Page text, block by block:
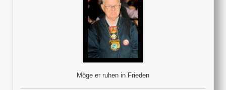
Möge er ruhen in Frieden